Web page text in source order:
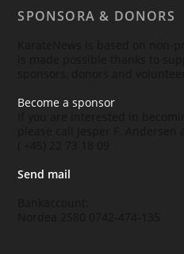
SPONSORA & DONORS
Become a sponsor
Send mail